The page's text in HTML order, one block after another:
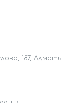
187, Алматы,